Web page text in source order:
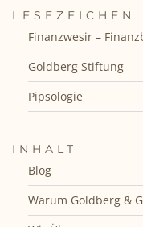
LESEZEICHEN
Finanzwesir –
Goldberg Stiftung
Pipsologie
INHALT
Blog
Warum Goldberg &